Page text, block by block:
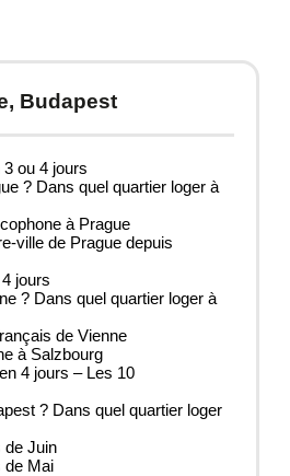
Budapest
ou 4 jours
? Dans quel quartier loger à
à Prague
ville de Prague depuis
jours
? Dans quel quartier loger à
de Vienne
à Salzbourg
4 jours – Les 10
? Dans quel quartier loger
de Juin
de Mai